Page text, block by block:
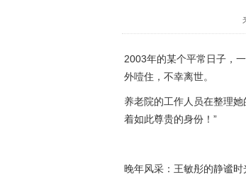
2003年的某个平常日子，
外噎住，不幸离世。
养老院的工作人员在整理
着如此尊贵的身份！”
晚年风采：王敏彤的静谧时